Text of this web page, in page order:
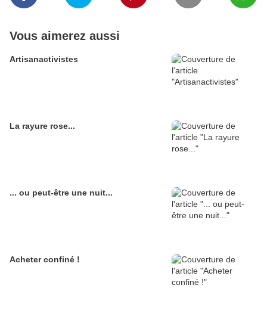
Vous aimerez aussi
Artisanactivistes
La rayure rose...
... ou peut-être une nuit...
Acheter confiné !